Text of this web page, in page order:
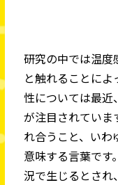
研究の中では温度
と触れることに
性については最
が注目されていま
れ合うこと、いわ
意味する言葉です
況で生じるとされ